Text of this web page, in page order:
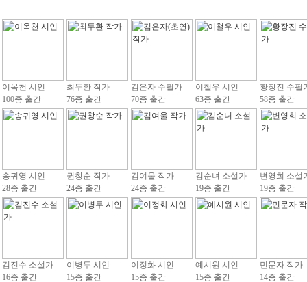
이옥천 시인
100종 출간
최두환 작가
76종 출간
김은자 수필가
70종 출간
이철우 시인
63종 출간
황장진 수필
58종 출간
송귀영 시인
28종 출간
권창순 작가
24종 출간
김여울 작가
24종 출간
김순녀 소설가
19종 출간
변영희 소설
19종 출간
김진수 소설가
16종 출간
이병두 시인
15종 출간
이정화 시인
15종 출간
예시원 시인
15종 출간
민문자 작가
14종 출간